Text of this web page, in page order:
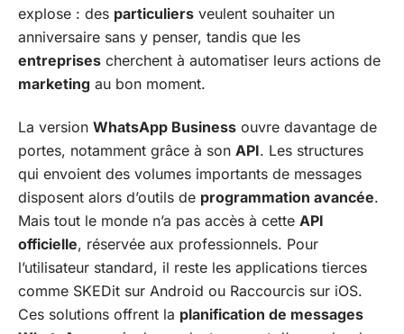
explose : des particuliers veulent souhaiter un
anniversaire sans y penser, tandis que les
entreprises cherchent à automatiser leurs actions de
marketing au bon moment.
La version WhatsApp Business ouvre davantage de
portes, notamment grâce à son API. Les structures
qui envoient des volumes importants de messages
disposent alors d’outils de programmation avancée.
Mais tout le monde n’a pas accès à cette API
officielle, réservée aux professionnels. Pour
l’utilisateur standard, il reste les applications tierces
comme SKEDit sur Android ou Raccourcis sur iOS.
Ces solutions offrent la planification de messages